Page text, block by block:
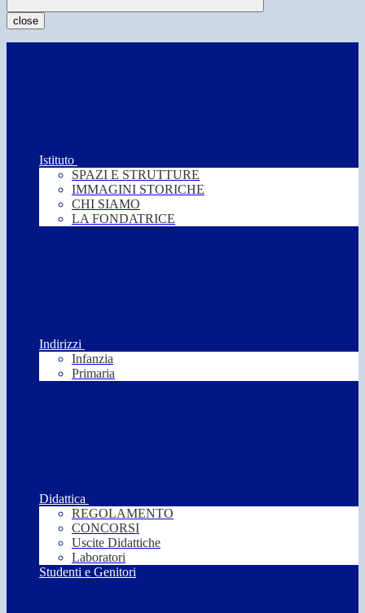
close
Istituto
SPAZI E STRUTTURE
IMMAGINI STORICHE
CHI SIAMO
LA FONDATRICE
Indirizzi
Infanzia
Primaria
Didattica
REGOLAMENTO
CONCORSI
Uscite Didattiche
Laboratori
Studenti e Genitori